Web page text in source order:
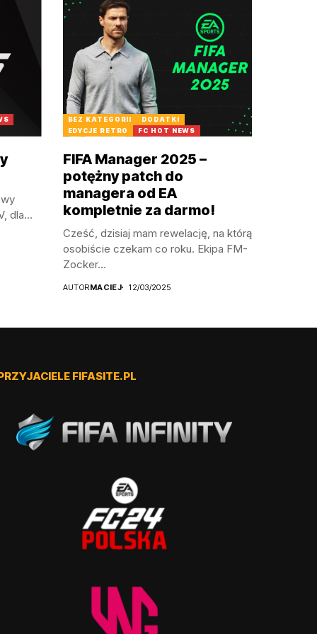
dla...
BEZ KATEGORII
DODATKI
EDYCJE RETRO
FC HOT NEWS
FIFA Manager 2025 –
potężny patch do
managera od EA
kompletnie za darmo!
Cześć, dzisiaj mam rewelację, na którą
osobiście czekam co roku. Ekipa FM-
Zocker...
AUTORMACIEJ 12/03/2025
FIFASITE.PL